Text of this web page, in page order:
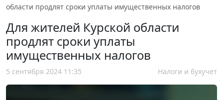
области продлят сроки уплаты имущественных налогов
Для жителей Курской области
продлят сроки уплаты
имущественных налогов
5 сентября 2024 11:35 Налоги и бухучет